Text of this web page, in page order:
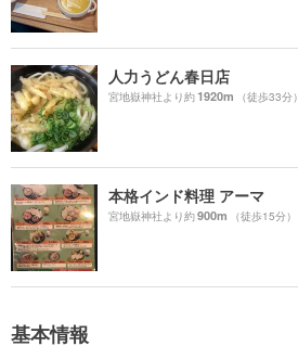
人力うどん春日店
宮地嶽神社より約1920m （徒歩33分）
本格インド料理 アーマ
宮地嶽神社より約900m （徒歩15分）
基本情報